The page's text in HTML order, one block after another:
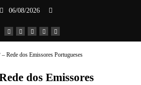
06/08/2026
dos Emissores